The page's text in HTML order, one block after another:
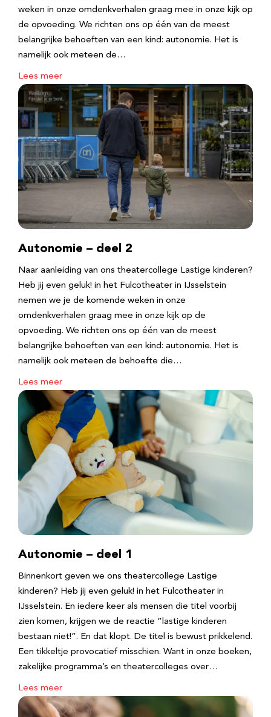
weken in onze omdenkverhalen graag mee in onze kijk op
de opvoeding. We richten ons op één van de meest
belangrijke behoeften van een kind: autonomie. Het is
namelijk ook meteen de…
Lees meer
Autonomie – deel 2
Naar aanleiding van ons theatercollege Lastige kinderen?
Heb jij even geluk! in het Fulcotheater in IJsselstein
nemen we je de komende weken in onze
omdenkverhalen graag mee in onze kijk op de
opvoeding. We richten ons op één van de meest
belangrijke behoeften van een kind: autonomie. Het is
namelijk ook meteen de behoefte die…
Lees meer
Autonomie – deel 1
Binnenkort geven we ons theatercollege Lastige
kinderen? Heb jij even geluk! in het Fulcotheater in
IJsselstein. En iedere keer als mensen die titel voorbij
zien komen, krijgen we de reactie “lastige kinderen
bestaan niet!”. En dat klopt. De titel is bewust prikkelend.
Een tikkeltje provocatief misschien. Want in onze boeken,
zakelijke programma’s en theatercolleges over…
Lees meer